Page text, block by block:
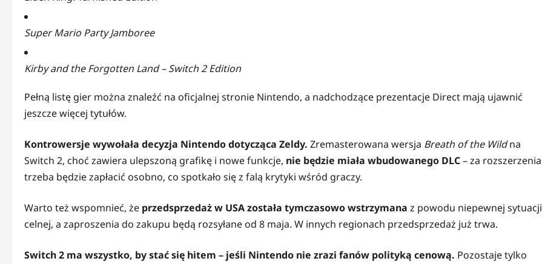
Super Mario Party Jamboree
Kirby and the Forgotten Land – Switch 2 Edition
Pełną listę gier można znaleźć na oficjalnej stronie Nintendo, a nadchodzące prezentacje Direct mają ujawnić
jeszcze więcej tytułów.
Kontrowersje wywołała decyzja Nintendo dotycząca Zeldy. Zremasterowana wersja Breath of the Wildna
Switch 2, choć zawiera ulepszoną grafikę i nowe funkcje, nie będzie miała wbudowanego DLC– za rozszerzenia
trzeba będzie zapłacić osobno, co spotkało się z falą krytyki wśród graczy.
Warto też wspomnieć, że przedsprzedaż w USA została tymczasowo wstrzymana z powodu niepewnej sytuacji
celnej, a zaproszenia do zakupu będą rozsyłane od 8 maja. W innych regionach przedsprzedaż już trwa.
Switch 2 ma wszystko, by stać się hitem – jeśli Nintendo nie zrazi fanów polityką cenową. Pozostaje tylko